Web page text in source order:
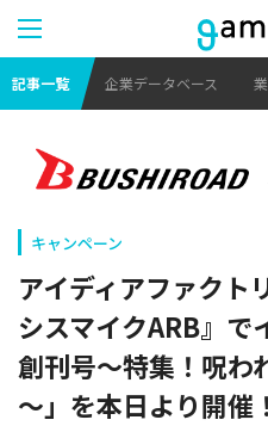
記事一覧 企業データベース
キャンペーン
アイディアファクト
シスマイクARB』
創刊号～特集！呪わ
～」を本日より開催！